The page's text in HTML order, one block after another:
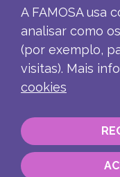
A FAMOSA usa
analisar como
(por exemplo,
visitas). Mais
cookies